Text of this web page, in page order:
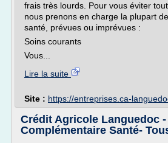
frais très lourds. Pour vous éviter
nous prenons en charge la plupart
santé, prévues ou imprévues :
Soins courants
Vous...
Lire la suite
Site : https://entreprises.ca-
Crédit Agricole Languedoc -
Complémentaire Santé-